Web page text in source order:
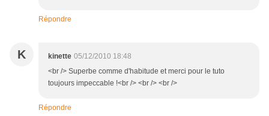
Répondre
K kinette 05/12/2010 18:48
<br /> Superbe comme d'habitude et merci pour le tuto
toujours impeccable !<br /> <br /> <br />
Répondre